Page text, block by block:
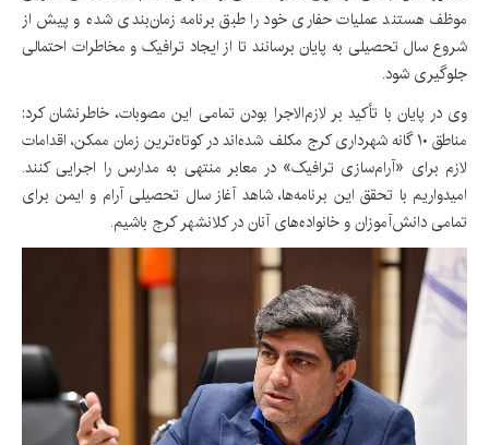
موظف هستند عملیات حفاری خود را طبق برنامه زمان‌بندی شده و پیش از
شروع سال تحصیلی به پایان برسانند تا از ایجاد ترافیک و مخاطرات احتمالی
جلوگیری شود.
وی در پایان با تأکید بر لازم‌الاجرا بودن تمامی این مصوبات، خاطرنشان کرد:
مناطق ۱۰ گانه شهرداری کرج مکلف شده‌اند در کوتاه‌ترین زمان ممکن، اقدامات
لازم برای «آرام‌سازی ترافیک» در معابر منتهی به مدارس را اجرایی کنند.
امیدواریم با تحقق این برنامه‌ها، شاهد آغاز سال تحصیلی آرام و ایمن برای
تمامی دانش‌آموزان و خانواده‌های آنان در کلانشهر کرج باشیم.